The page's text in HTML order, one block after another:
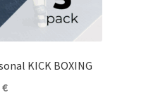
KICK BOXING
€